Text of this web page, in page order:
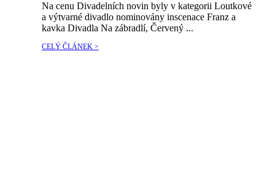
Na cenu Divadelních novin byly v kategorii Loutkové
a výtvarné divadlo nominovány inscenace Franz a
kavka Divadla Na zábradlí, Červený ...
CELÝ ČLÁNEK >